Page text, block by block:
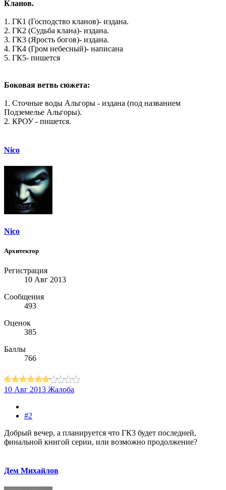
Кланов.
1. ГК1 (Господство кланов)- издана.
2. ГК2 (Судьба клана)- издана.
3. ГК3 (Ярость богов)- издана.
4. ГК4 (Гром небесный)- написана
5. ГК5- пишется
Боковая ветвь сюжета:
1. Сточные воды Альгоры - издана (под названием
Подземелье Альгоры).
2. КРОУ - пишется.
Nico
Nico
Архитектор
Регистрация
10 Авг 2013
Сообщения
493
Оценок
385
Баллы
766
10 Авг 2013 Жалоба
#2
Добрый вечер, а планируется что ГК3 будет последней,
финальной книгой серии, или возможно продолжение?
Дем Михайлов